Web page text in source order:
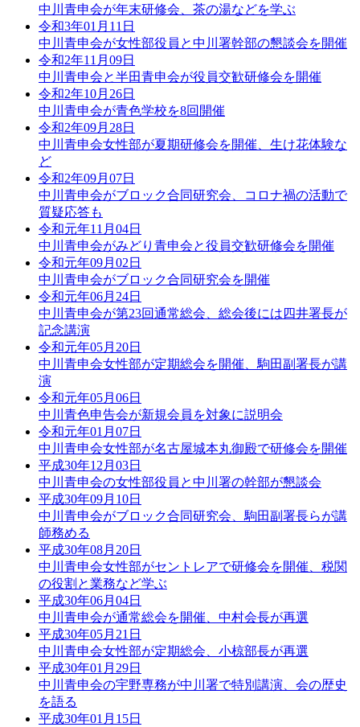
中川青申会が年末研修会、茶の湯などを学ぶ
令和3年01月11日
中川青申会が女性部役員と中川署幹部の懇談会を開催
令和2年11月09日
中川青申会と半田青申会が役員交歓研修会を開催
令和2年10月26日
中川青申会が青色学校を8回開催
令和2年09月28日
中川青申会女性部が夏期研修会を開催、生け花体験な
ど
令和2年09月07日
中川青申会がブロック合同研究会、コロナ禍の活動で
質疑応答も
令和元年11月04日
中川青申会がみどり青申会と役員交歓研修会を開催
令和元年09月02日
中川青申会がブロック合同研究会を開催
令和元年06月24日
中川青申会が第23回通常総会、総会後には四井署長が
記念講演
令和元年05月20日
中川青申会女性部が定期総会を開催、駒田副署長が講
演
令和元年05月06日
中川青色申告会が新規会員を対象に説明会
令和元年01月07日
中川青申会女性部が名古屋城本丸御殿で研修会を開催
平成30年12月03日
中川青申会の女性部役員と中川署の幹部が懇談会
平成30年09月10日
中川青申会がブロック合同研究会、駒田副署長らが講
師務める
平成30年08月20日
中川青申会女性部がセントレアで研修会を開催、税関
の役割と業務など学ぶ
平成30年06月04日
中川青申会が通常総会を開催、中村会長が再選
平成30年05月21日
中川青申会女性部が定期総会、小椋部長が再選
平成30年01月29日
中川青申会の宇野専務が中川署で特別講演、会の歴史
を語る
平成30年01月15日